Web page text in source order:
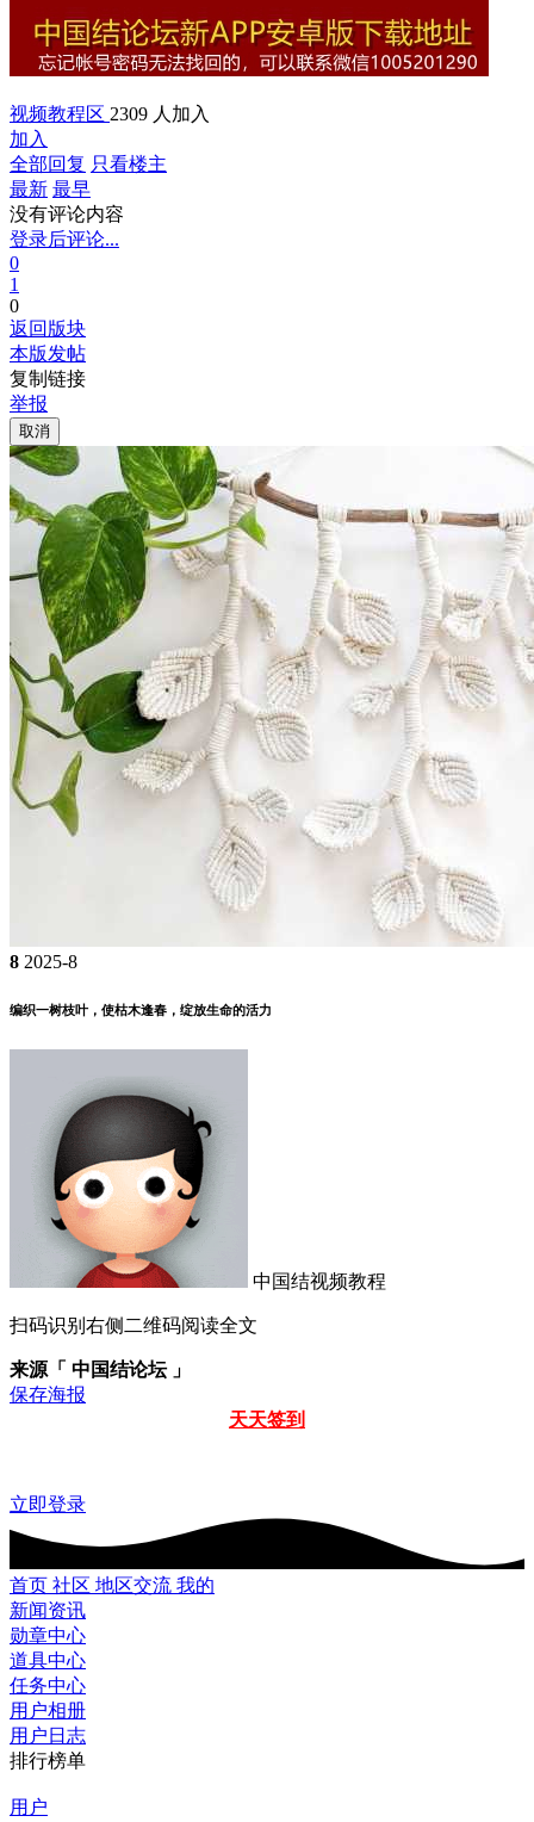
视频教程区 2309 人加入
加入
全部回复 只看楼主
最新 最早
没有评论内容
登录后评论...
0
1
0
返回版块
本版发帖
复制链接
举报
取消
8 2025-8
编织一树枝叶，使枯木逢春，绽放生命的活力
中国结视频教程
扫码识别右侧二维码阅读全文
来源「 中国结论坛 」
保存海报
天天签到
立即登录
首页 社区 地区交流 我的
新闻资讯
勋章中心
道具中心
任务中心
用户相册
用户日志
排行榜单
用户